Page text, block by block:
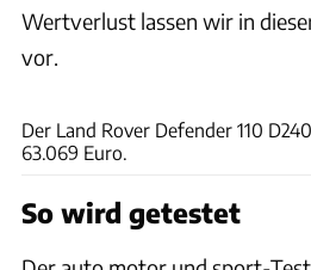
Wertverlust lassen wir in
vor.
Der Land Rover Defender 110
63.069 Euro.
So wird getestet